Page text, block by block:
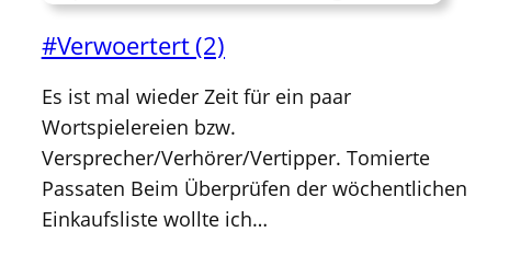
#Verwoertert (2)
Es ist mal wieder Zeit für ein paar
Wortspielereien bzw.
Versprecher/Verhörer/Vertipper. Tomierte
Passaten Beim Überprüfen der wöchentlichen
Einkaufsliste wollte ich…